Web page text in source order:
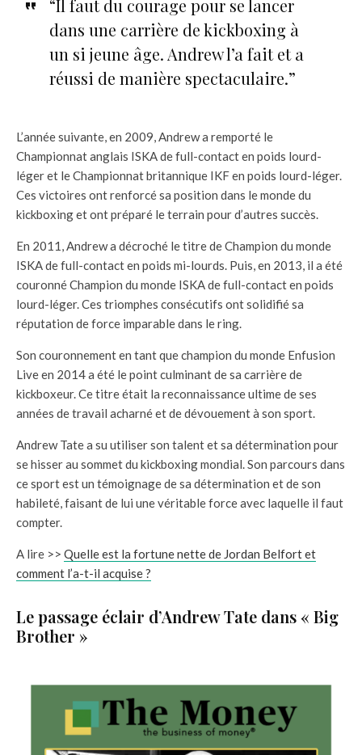
“Il faut du courage pour se lancer
dans une carrière de kickboxing à
un si jeune âge. Andrew l’a fait et a
réussi de manière spectaculaire.”
L’année suivante, en 2009, Andrew a remporté le
Championnat anglais ISKA de full-contact en poids lourd-
léger et le Championnat britannique IKF en poids lourd-léger.
Ces victoires ont renforcé sa position dans le monde du
kickboxing et ont préparé le terrain pour d’autres succès.
En 2011, Andrew a décroché le titre de Champion du monde
ISKA de full-contact en poids mi-lourds. Puis, en 2013, il a été
couronné Champion du monde ISKA de full-contact en poids
lourd-léger. Ces triomphes consécutifs ont solidifié sa
réputation de force imparable dans le ring.
Son couronnement en tant que champion du monde Enfusion
Live en 2014 a été le point culminant de sa carrière de
kickboxeur. Ce titre était la reconnaissance ultime de ses
années de travail acharné et de dévouement à son sport.
Andrew Tate a su utiliser son talent et sa détermination pour
se hisser au sommet du kickboxing mondial. Son parcours dans
ce sport est un témoignage de sa détermination et de son
habileté, faisant de lui une véritable force avec laquelle il faut
compter.
A lire >> Quelle est la fortune nette de Jordan Belfort et
comment l’a-t-il acquise ?
Le passage éclair d’Andrew Tate dans « Big
Brother »